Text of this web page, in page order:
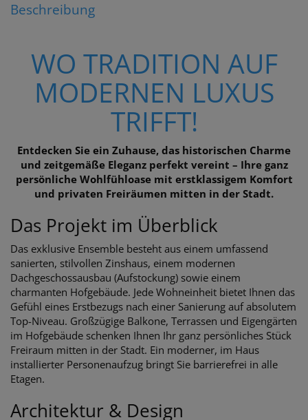
Beschreibung
WO TRADITION AUF
MODERNEN LUXUS
TRIFFT!
Entdecken Sie ein Zuhause, das historischen Charme
und zeitgemäße Eleganz perfekt vereint – Ihre ganz
persönliche Wohlfühloase mit erstklassigem Komfort
und privaten Freiräumen mitten in der Stadt.
Das Projekt im Überblick
Das exklusive Ensemble besteht aus einem umfassend
sanierten, stilvollen Zinshaus, einem modernen
Dachgeschossausbau (Aufstockung) sowie einem
charmanten Hofgebäude. Jede Wohneinheit bietet Ihnen das
Gefühl eines Erstbezugs nach einer Sanierung auf absolutem
Top-Niveau. Großzügige Balkone, Terrassen und Eigengärten
im Hofgebäude schenken Ihnen Ihr ganz persönliches Stück
Freiraum mitten in der Stadt. Ein moderner, im Haus
installierter Personenaufzug bringt Sie barrierefrei in alle
Etagen.
Architektur & Design